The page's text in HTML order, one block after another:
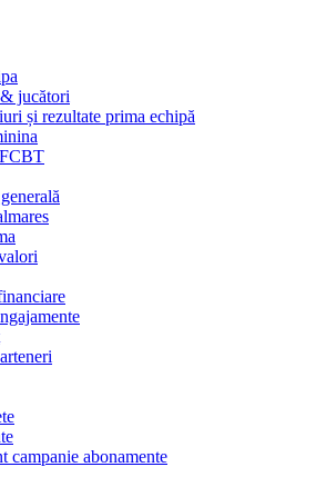
jucători
și rezultate prima echipă
campanie abonamente